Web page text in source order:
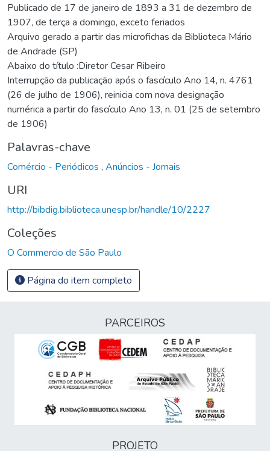
Publicado de 17 de janeiro de 1893 a 31 de dezembro de
1907, de terça a domingo, exceto feriados
Arquivo gerado a partir das microfichas da Biblioteca Mário
de Andrade (SP)
Abaixo do título :Diretor Cesar Ribeiro
Interrupção da publicação após o fascículo Ano 14, n. 4761
(26 de julho de 1906), reinicia com nova designação
numérica a partir do fascículo Ano 13, n. 01 (25 de setembro
de 1906)
Palavras-chave
Comércio - Periódicos , Anúncios - Jornais
URI
http://bibdig.biblioteca.unesp.br/handle/10/2227
Coleções
O Commercio de São Paulo
Página do item completo
PARCEIROS
PROJETO